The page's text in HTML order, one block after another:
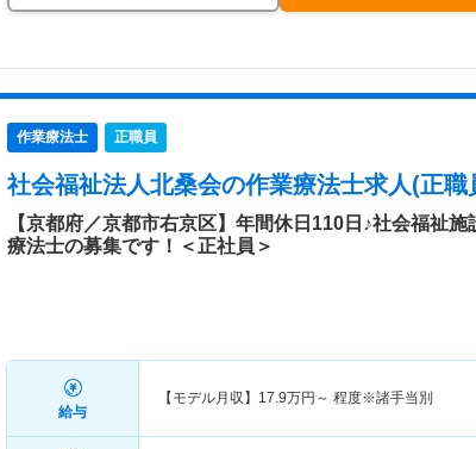
作業療法士 正職員
社会福祉法人北桑会の作業療法士求人(正職
【京都府／京都市右京区】年間休日110日♪社会福祉施
療法士の募集です！＜正社員＞
給与
【モデル月収】 17.9万円～ 程度※諸手当別